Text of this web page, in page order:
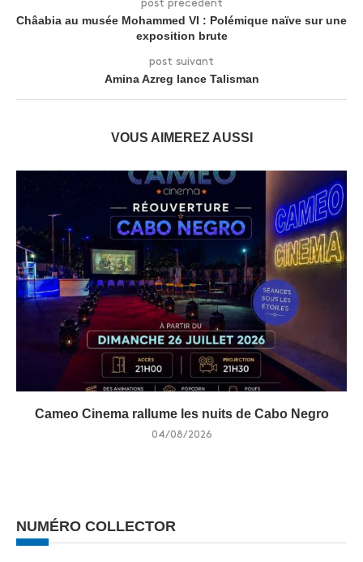
post précedent
Châabia au musée Mohammed VI : Polémique naïve sur une
exposition brute
post suivant
Amina Azreg lance Talisman
VOUS AIMEREZ AUSSI
Cameo Cinema rallume les nuits de Cabo Negro
04/08/2026
NUMÉRO COLLECTOR